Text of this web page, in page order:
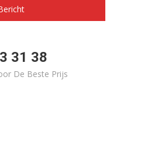
31 38
De Beste Prijs